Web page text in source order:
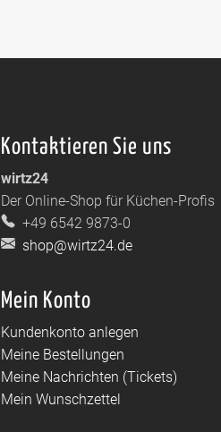
Kontaktieren Sie uns
wirtz24
Der Online-Shop für Küchen-Profis
+49 6542 9873-0
shop@wirtz24.de
Mein Konto
Kundenkonto anlegen
Meine Bestellungen
Meine Nachrichten (Tickets)
Mein Wunschzettel